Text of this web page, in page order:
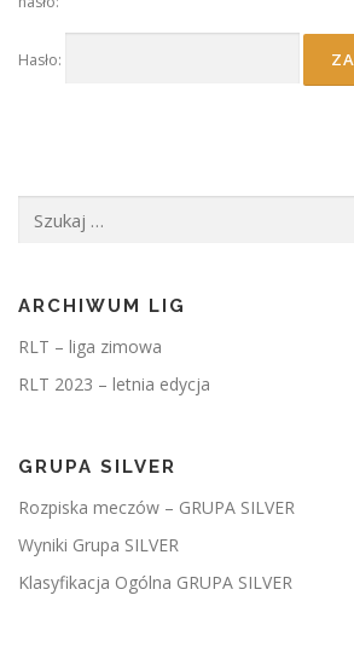
Hasło:
ARCHIWUM LIG
RLT – liga zimowa
RLT 2023 – letnia edycja
GRUPA SILVER
Rozpiska meczów – GRUPA SILVER
Wyniki Grupa SILVER
Klasyfikacja Ogólna GRUPA SILVER